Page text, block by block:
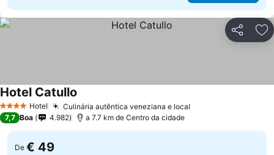
Partilhar
4 EstrelasHotel Culinária autêntica veneziana e local
Hotel Catullo
7,7 Boa 4.982 a 7.7 km de Centro da cidade
De € 49